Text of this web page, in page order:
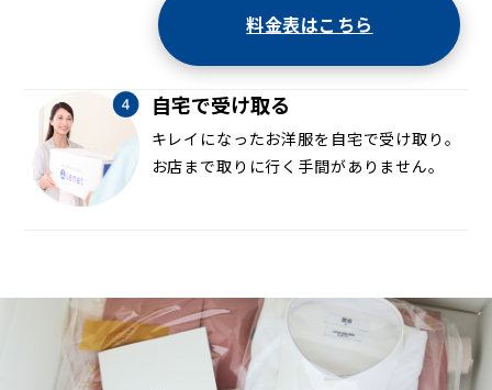
料金表はこちら
自宅で受け取る
キレイになったお洋服を自宅で受け取り。
お店まで取りに行く手間がありません。